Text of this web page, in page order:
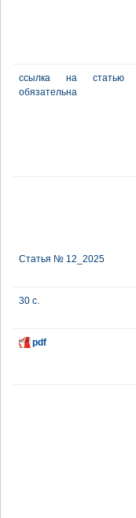
ссылка на статью
обязательна
Статья № 12_2025
30 с.
pdf